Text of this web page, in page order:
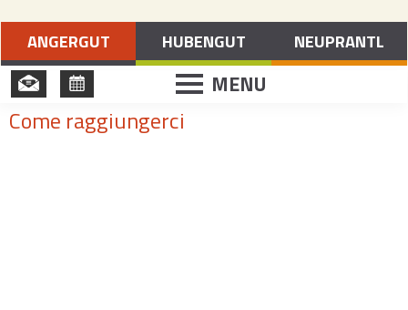
Vacanze a Merano e dintorni
ANGERGUT HUBENGUT NEUPRANTL
MENU
Come raggiungerci